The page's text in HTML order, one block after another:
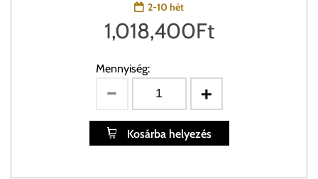
2-10 hét
1,018,400Ft
Mennyiség:
Kosárba helyezés